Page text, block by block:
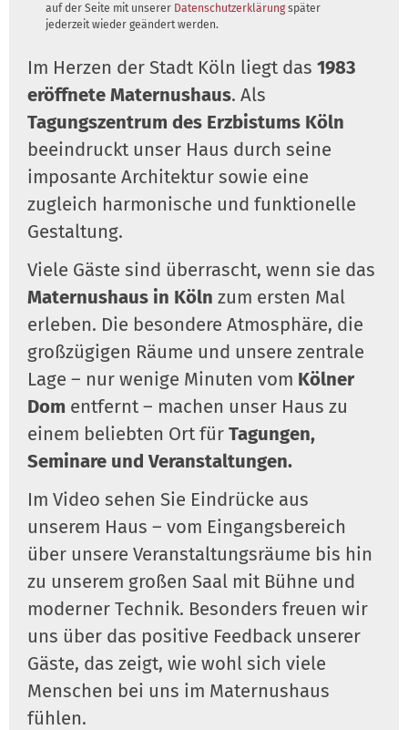
auf der Seite mit unserer Datenschutzerklärungspäter
jederzeit wieder geändert werden.
Im Herzen der Stadt Köln liegt das 1983
eröffnete Maternushaus. Als
Tagungszentrum des Erzbistums Köln
beeindruckt unser Haus durch seine
imposante Architektur sowie eine
zugleich harmonische und funktionelle
Gestaltung.
Viele Gäste sind überrascht, wenn sie das
Maternushaus in Köln zum ersten Mal
erleben. Die besondere Atmosphäre, die
großzügigen Räume und unsere zentrale
Lage – nur wenige Minuten vom Kölner
Dom entfernt – machen unser Haus zu
einem beliebten Ort für Tagungen,
Seminare und Veranstaltungen.
Im Video sehen Sie Eindrücke aus
unserem Haus – vom Eingangsbereich
über unsere Veranstaltungsräume bis hin
zu unserem großen Saal mit Bühne und
moderner Technik. Besonders freuen wir
uns über das positive Feedback unserer
Gäste, das zeigt, wie wohl sich viele
Menschen bei uns im Maternushaus
fühlen.